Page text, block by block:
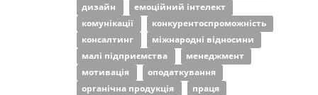
дизайн
емоційний інтелект
комунікації
конкурентоспроможність
консалтинг
міжнародні відносини
малі підприємства
менеджмент
мотивація
оподаткування
органічна продукція
праця